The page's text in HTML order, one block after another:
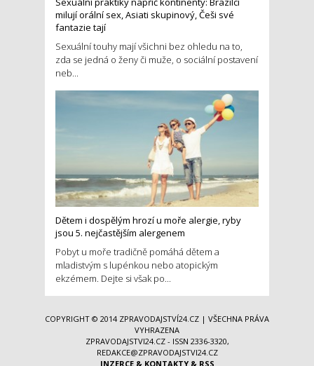
milují orální sex, Asiati skupinový, Češi své
fantazie tají
Sexuální touhy mají všichni bez ohledu na to,
zda se jedná o ženy či muže, o sociální postavení
neb...
Dětem i dospělým hrozí u moře alergie, ryby
jsou 5. nejčastějším alergenem
Pobyt u moře tradičně pomáhá dětem a
mladistvým s lupénkou nebo atopickým
ekzémem. Dejte si však po...
COPYRIGHT © 2014 ZPRAVODAJSTVÍ24.CZ | VŠECHNA PRÁVA
VYHRAZENA
ZPRAVODAJSTVI24.CZ - ISSN 2336-3320,
REDAKCE@ZPRAVODAJSTVI24.CZ
INZERCE& KONTAKTY& RSS